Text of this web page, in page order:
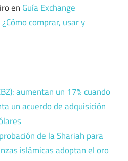
en Guía Exchange
comprar, usar y
aumentan un 17% cuando
un acuerdo de adquisición
de la Shariah para
islámicas adoptan el oro